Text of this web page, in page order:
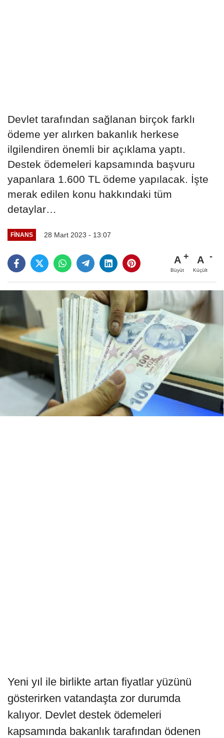
Devlet tarafından sağlanan birçok farklı
ödeme yer alırken bakanlık herkese
ilgilendiren önemli bir açıklama yaptı.
Destek ödemeleri kapsamında başvuru
yapanlara 1.600 TL ödeme yapılacak. İşte
merak edilen konu hakkındaki tüm
detaylar…
FINANS 28 Mart 2023 - 13:07
A
Büyüt
A
Küçült
Yeni yıl ile birlikte artan fiyatlar yüzünü
gösterirken vatandaşta zor durumda
kalıyor. Devlet destek ödemeleri
kapsamında bakanlık tarafından ödenen